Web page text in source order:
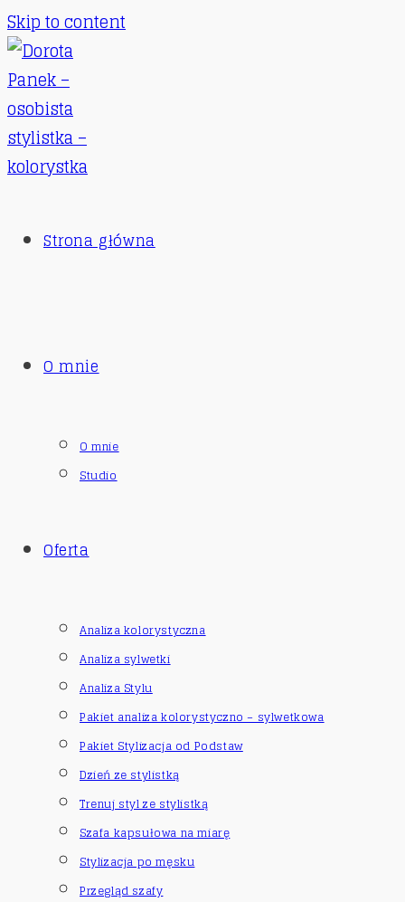
Skip to content
Strona główna
O mnie
O mnie
Studio
Oferta
Analiza kolorystyczna
Analiza sylwetki
Analiza Stylu
Pakiet analiza kolorystyczno – sylwetkowa
Pakiet Stylizacja od Podstaw
Dzień ze stylistką
Trenuj styl ze stylistką
Szafa kapsułowa na miarę
Stylizacja po męsku
Przegląd szafy